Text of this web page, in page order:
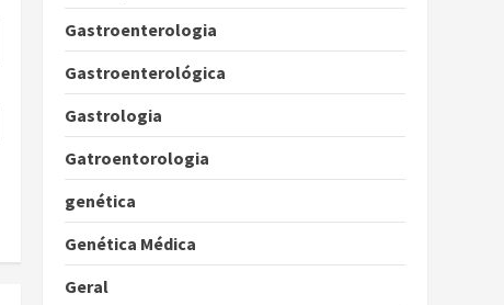
Gastroenterologia
Gastroenterológica
Gastrologia
Gatroentorologia
genética
Genética Médica
Geral